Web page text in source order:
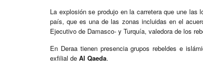
La explosión se produjo en la carretera que une las
país, que es una de las zonas incluidas en el
Ejecutivo de Damasco- y Turquía, valedora de los
En Deraa tienen presencia grupos rebeldes e
exfilial de Al Qaeda.